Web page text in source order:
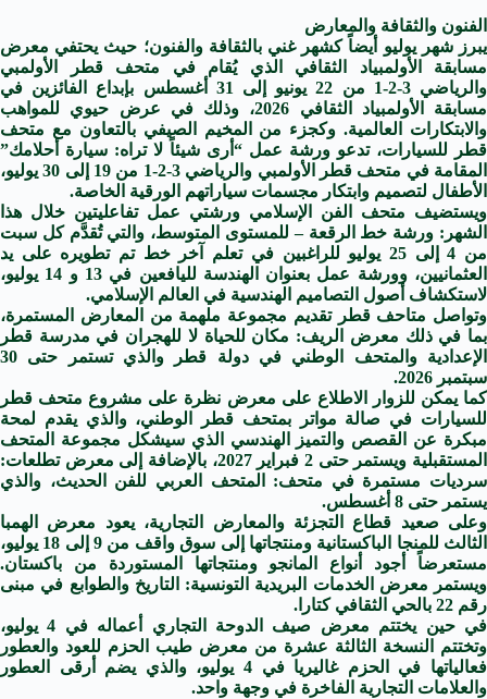
الفنون والثقافة والمعارض
يبرز شهر يوليو أيضاً كشهر غني بالثقافة والفنون؛ حيث يحتفي معرض
مسابقة الأولمبياد الثقافي الذي يُقام في متحف قطر الأولمبي
والرياضي 3-2-1 من 22 يونيو إلى 31 أغسطس بإبداع الفائزين في
مسابقة الأولمبياد الثقافي 2026، وذلك في عرض حيوي للمواهب
والابتكارات العالمية. وكجزء من المخيم الصيفي بالتعاون مع متحف
قطر للسيارات، تدعو ورشة عمل “أرى شيئاً لا تراه: سيارة أحلامك”
المقامة في متحف قطر الأولمبي والرياضي 3-2-1 من 19 إلى 30 يوليو،
الأطفال لتصميم وابتكار مجسمات سياراتهم الورقية الخاصة.
ويستضيف متحف الفن الإسلامي ورشتي عمل تفاعليتين خلال هذا
الشهر: ورشة خط الرقعة – للمستوى المتوسط، والتي تُقدَّم كل سبت
من 4 إلى 25 يوليو للراغبين في تعلم آخر خط تم تطويره على يد
العثمانيين، وورشة عمل بعنوان الهندسة لليافعين في 13 و 14 يوليو،
لاستكشاف أصول التصاميم الهندسية في العالم الإسلامي.
وتواصل متاحف قطر تقديم مجموعة ملهمة من المعارض المستمرة،
بما في ذلك معرض الريف: مكان للحياة لا للهجران في مدرسة قطر
الإعدادية والمتحف الوطني في دولة قطر والذي تستمر حتى 30
سبتمبر 2026.
كما يمكن للزوار الاطلاع على معرض نظرة على مشروع متحف قطر
للسيارات في صالة مواتر بمتحف قطر الوطني، والذي يقدم لمحة
مبكرة عن القصص والتميز الهندسي الذي سيشكل مجموعة المتحف
المستقبلية ويستمر حتى 2 فبراير 2027، بالإضافة إلى معرض تطلعات:
سرديات مستمرة في متحف: المتحف العربي للفن الحديث، والذي
يستمر حتى 8 أغسطس.
وعلى صعيد قطاع التجزئة والمعارض التجارية، يعود معرض الهمبا
الثالث للمنجا الباكستانية ومنتجاتها إلى سوق واقف من 9 إلى 18 يوليو،
مستعرضاً أجود أنواع المانجو ومنتجاتها المستوردة من باكستان.
ويستمر معرض الخدمات البريدية التونسية: التاريخ والطوابع في مبنى
رقم 22 بالحي الثقافي كتارا.
في حين يختتم معرض صيف الدوحة التجاري أعماله في 4 يوليو،
وتختتم النسخة الثالثة عشرة من معرض طيب الحزم للعود والعطور
فعالياتها في الحزم غاليريا في 4 يوليو، والذي يضم أرقى العطور
والعلامات التجارية الفاخرة في وجهة واحد.